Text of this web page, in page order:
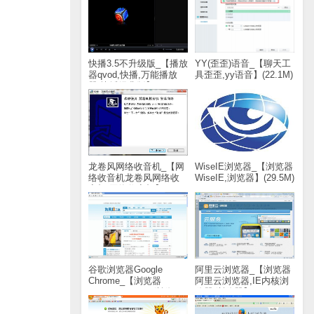
快播3.5不升级版_【播放
器qvod,快播,万能播放
YY(歪歪)语音_【聊天工
具歪歪,yy语音】(22.1M)
龙卷风网络收音机_【网
络收音机龙卷风网络收
(1.8M)
WiseIE浏览器_【浏览器
WiseIE,浏览器】(29.5M)
谷歌浏览器Google
Chrome_【浏览器
器】(43.8M)
阿里云浏览器_【浏览器
阿里云浏览器,IE内核浏